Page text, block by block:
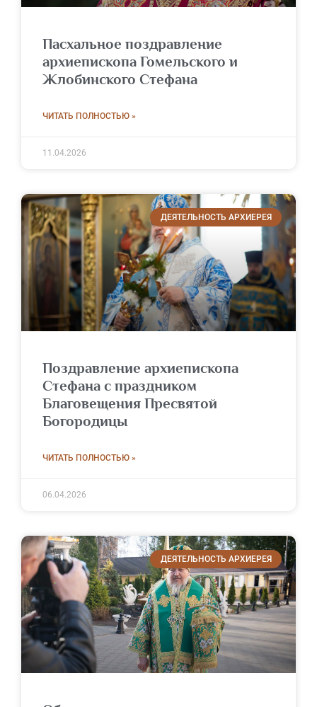
Пасхальное поздравление
архиепископа Гомельского и
Жлобинского Стефана
ЧИТАТЬ ПОЛНОСТЬЮ »
11.04.2026
ДЕЯТЕЛЬНОСТЬ АРХИЕРЕЯ
Поздравление архиепископа
Стефана с праздником
Благовещения Пресвятой
Богородицы
ЧИТАТЬ ПОЛНОСТЬЮ »
06.04.2026
ДЕЯТЕЛЬНОСТЬ АРХИЕРЕЯ